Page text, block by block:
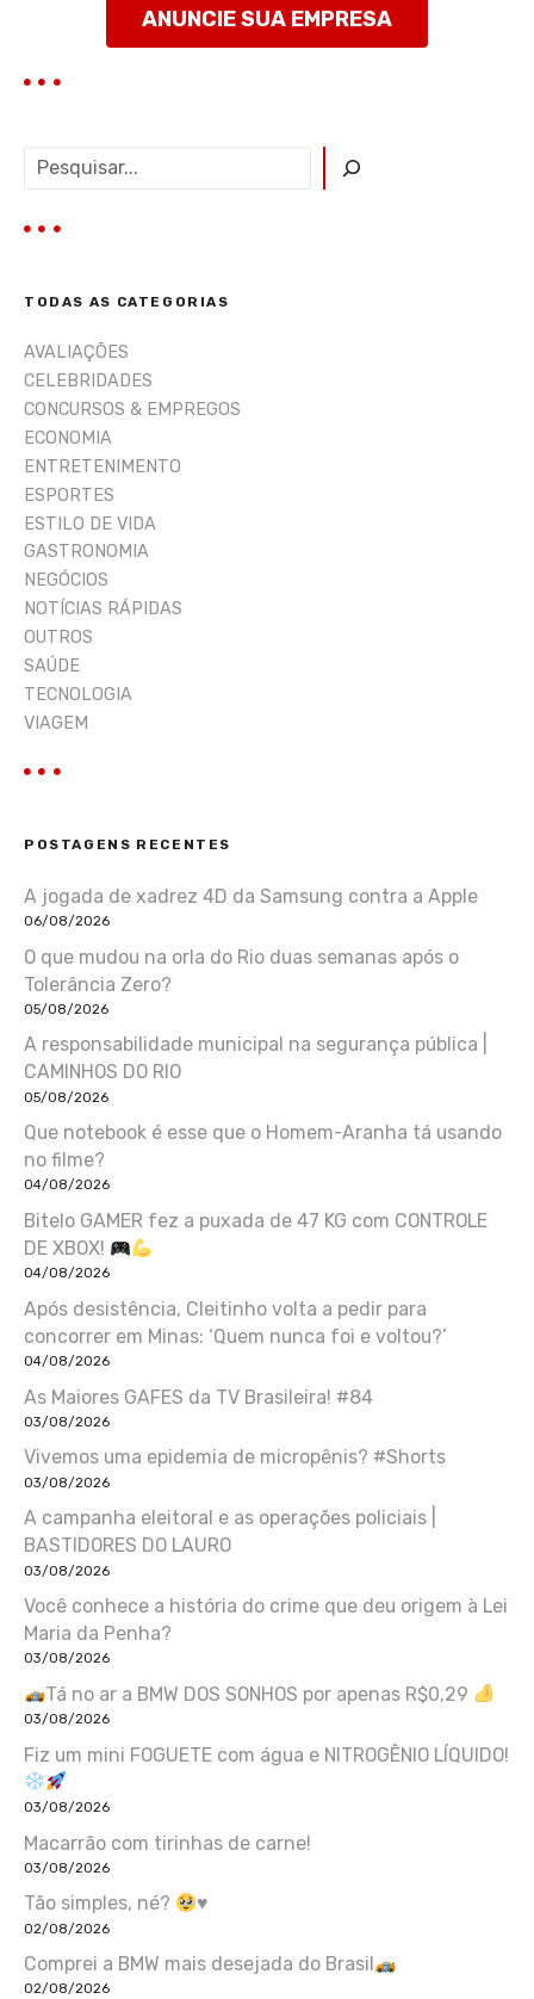
a
e
n
ANUNCIE SUA EMPRESA
q
s
r
TODAS AS CATEGORIAS
AVALIAÇÕES
CELEBRIDADES
CONCURSOS & EMPREGOS
ECONOMIA
ENTRETENIMENTO
ESPORTES
ESTILO DE VIDA
GASTRONOMIA
NEGÓCIOS
NOTÍCIAS RÁPIDAS
OUTROS
SAÚDE
TECNOLOGIA
VIAGEM
POSTAGENS RECENTES
A jogada de xadrez 4D da Samsung contra a Apple
06/08/2026
O que mudou na orla do Rio duas semanas após o
Tolerância Zero?
05/08/2026
A responsabilidade municipal na segurança pública |
CAMINHOS DO RIO
05/08/2026
Que notebook é esse que o Homem-Aranha tá usando
no filme?
04/08/2026
Bitelo GAMER fez a puxada de 47 KG com CONTROLE
DE XBOX!
04/08/2026
Após desistência, Cleitinho volta a pedir para
concorrer em Minas: ‘Quem nunca foi e voltou?’
04/08/2026
As Maiores GAFES da TV Brasileira! #84
03/08/2026
Vivemos uma epidemia de micropênis? #Shorts
03/08/2026
A campanha eleitoral e as operações policiais |
BASTIDORES DO LAURO
03/08/2026
Você conhece a história do crime que deu origem à Lei
Maria da Penha?
03/08/2026
Tá no ar a BMW DOS SONHOS por apenas R$0,29
03/08/2026
Fiz um mini FOGUETE com água e NITROGÊNIO LÍQUIDO!
03/08/2026
Macarrão com tirinhas de carne!
03/08/2026
Tão simples, né? ♥️
02/08/2026
Comprei a BMW mais desejada do Brasil
02/08/2026